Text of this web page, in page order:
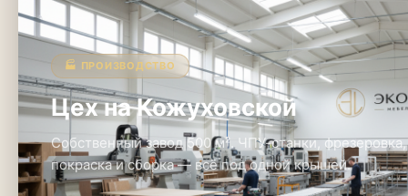
🏭 ПРОИЗВОДСТВО
Цех на Кожуховской
Собственный завод 500 м². ЧПУ-станки, фрезеровка,
покраска и сборка — всё под одной крышей.